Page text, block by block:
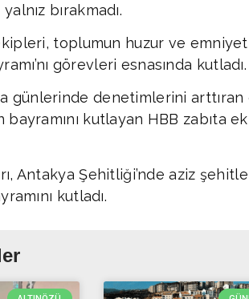
bırakmadı.
toplumun huzur ve
görevleri esnasında kutladı.
günlerinde denetimlerini
bayramını kutlayan HBB zabıta
Antakya Şehitliği’nde aziz
kutladı.